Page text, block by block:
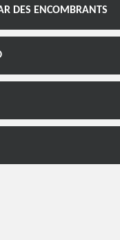
DES ENCOMBRANTS